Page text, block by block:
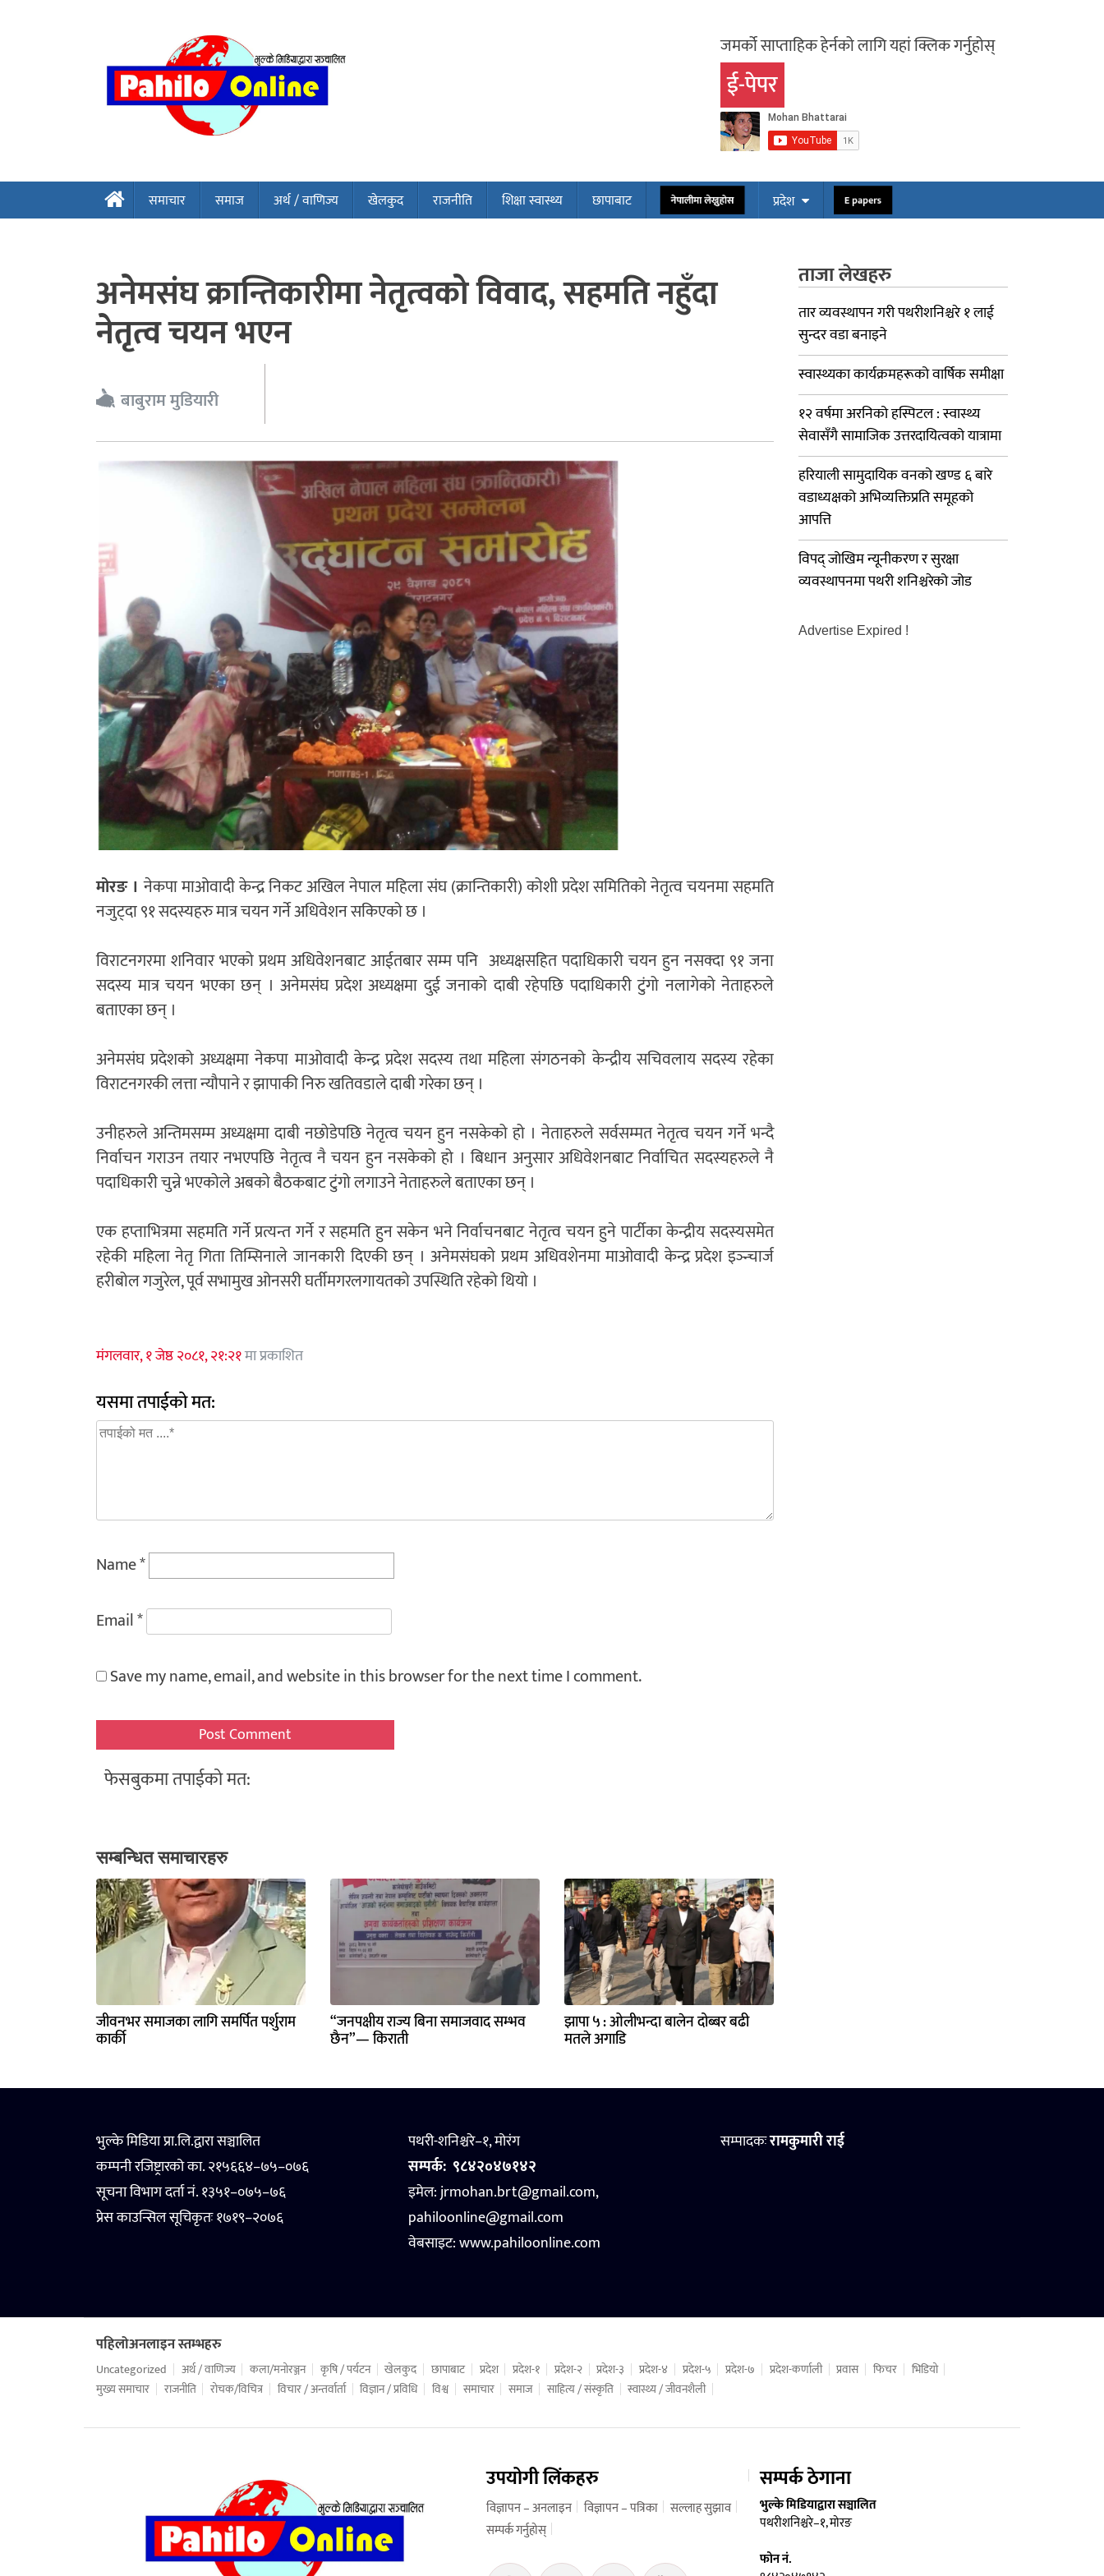
जमर्को साप्ताहिक हेर्नको लागि यहां क्लिक गर्नुहोस्
ई-पेपर
समाचार समाज अर्थ / वाणिज्य खेलकुद राजनीति शिक्षा स्वास्थ्य छापाबाट नेपालीमा लेख्नुहोस प्रदेश E papers
अनेमसंघ क्रान्तिकारीमा नेतृत्वको विवाद, सहमति नहुँदा
नेतृत्व चयन भएन
बाबुराम मुडियारी
मोरङ ।नेकपा माओवादी केन्द्र निकट अखिल नेपाल महिला संघ (क्रान्तिकारी) कोशी प्रदेश समितिको नेतृत्व चयनमा सहमति
नजुट्दा ९१ सदस्यहरु मात्र चयन गर्ने अधिवेशन सकिएको छ ।
विराटनगरमा शनिवार भएको प्रथम अधिवेशनबाट आईतबार सम्म पनि अध्यक्षसहित पदाधिकारी चयन हुन नसक्दा ९१ जना
सदस्य मात्र चयन भएका छन् । अनेमसंघ प्रदेश अध्यक्षमा दुई जनाको दाबी रहेपछि पदाधिकारी टुंगो नलागेको नेताहरुले
बताएका छन् ।
अनेमसंघ प्रदेशको अध्यक्षमा नेकपा माओवादी केन्द्र प्रदेश सदस्य तथा महिला संगठनको केन्द्रीय सचिवलाय सदस्य रहेका
विराटनगरकी लत्ता न्यौपाने र झापाकी निरु खतिवडाले दाबी गरेका छन् ।
उनीहरुले अन्तिमसम्म अध्यक्षमा दाबी नछोडेपछि नेतृत्व चयन हुन नसकेको हो । नेताहरुले सर्वसम्मत नेतृत्व चयन गर्ने भन्दै
निर्वाचन गराउन तयार नभएपछि नेतृत्व नै चयन हुन नसकेको हो । बिधान अनुसार अधिवेशनबाट निर्वाचित सदस्यहरुले नै
पदाधिकारी चुन्ने भएकोले अबको बैठकबाट टुंगो लगाउने नेताहरुले बताएका छन् ।
एक हप्ताभित्रमा सहमति गर्ने प्रत्यन्त गर्ने र सहमति हुन सकेन भने निर्वाचनबाट नेतृत्व चयन हुने पार्टीका केन्द्रीय सदस्यसमेत
रहेकी महिला नेतृ गिता तिम्सिनाले जानकारी दिएकी छन् । अनेमसंघको प्रथम अधिवशेनमा माओवादी केन्द्र प्रदेश इञ्न्चार्ज
हरीबोल गजुरेल, पूर्व सभामुख ओनसरी घर्तीमगरलगायतको उपस्थिति रहेको थियो ।
मंगलवार, १ जेष्ठ २०८१, २१:२१मा प्रकाशित
यसमा तपाईको मत:
Name*
Email*
Save my name, email, and website in this browser for the next time I comment.
फेसबुकमा तपाईको मत:
सम्बन्धित समाचारहरु
जीवनभर समाजका लागि समर्पित पर्शुराम
कार्की
“जनपक्षीय राज्य बिना समाजवाद सम्भव
छैन”— किराती
झापा ५ : ओलीभन्दा बालेन दोब्बर बढी
मतले अगाडि
ताजा लेखहरु
तार व्यवस्थापन गरी पथरीशनिश्चरे १ लाई
सुन्दर वडा बनाइने
स्वास्थ्यका कार्यक्रमहरूको वार्षिक समीक्षा
१२ वर्षमा अरनिको हस्पिटल : स्वास्थ्य
सेवासँगै सामाजिक उत्तरदायित्वको यात्रामा
हरियाली सामुदायिक वनको खण्ड ६ बारे
वडाध्यक्षको अभिव्यक्तिप्रति समूहको
आपत्ति
विपद् जोखिम न्यूनीकरण र सुरक्षा
व्यवस्थापनमा पथरी शनिश्चरेको जोड
Advertise Expired !
भुल्के मिडिया प्रा.लि.द्वारा सञ्चालित
कम्पनी रजिष्ट्रारको का. २१५६६४–७५–०७६
सूचना विभाग दर्ता नं. १३५१–०७५–७६
प्रेस काउन्सिल सूचिकृतः १७१९–२०७६
पथरी-शनिश्चरे–१, मोरंग
सम्पर्क: ९८४२०४७१४२
इमेल: jrmohan.brt@gmail.com,
pahiloonline@gmail.com
वेबसाइट:www.pahiloonline.com
सम्पादकःरामकुमारी राई
पहिलोअनलाइन स्तम्भहरु
Uncategorized अर्थ / वाणिज्य कला/मनोरञ्जन कृषि / पर्यटन खेलकुद छापाबाट प्रदेश प्रदेश-१ प्रदेश-२ प्रदेश-३ प्रदेश-४ प्रदेश-५ प्रदेश-७ प्रदेश-कर्णाली प्रवास फिचर
भिडियो
मुख्य समाचार
राजनीति रोचक/विचित्र विचार / अन्तर्वार्ता विज्ञान / प्रविधि विश्व समाचार समाज साहित्य / संस्कृति स्वास्थ्य / जीवनशैली
उपयोगी लिंकहरु
विज्ञापन – अनलाइन विज्ञापन – पत्रिका सल्लाह सुझाव
सम्पर्क गर्नुहोस्
सम्पर्क ठेगाना
भुल्के मिडियाद्वारा सञ्चालित
पथरीशनिश्चरे–१, मोरङ
फोन नं.